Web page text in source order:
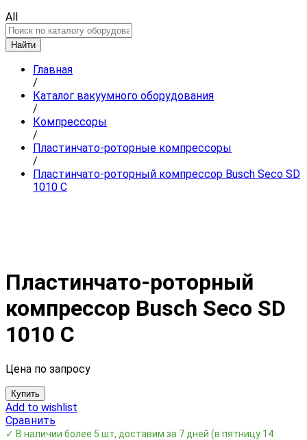
All
Найти
Главная
/
Каталог вакуумного оборудования
/
Компрессоры
/
Пластинчато-роторные компрессоры
/
Пластинчато-роторный компрессор Busch Seco SD
1010 C
Пластинчато-роторный
компрессор Busch Seco SD
1010 C
Цена по запросу
Купить
Add to wishlist
Сравнить
✓ В наличии более 5 шт, доставим за 7 дней (в пятницу 14